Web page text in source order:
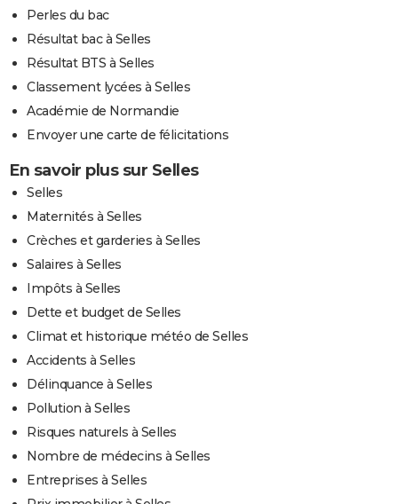
Perles du bac
Résultat bac à Selles
Résultat BTS à Selles
Classement lycées à Selles
Académie de Normandie
Envoyer une carte de félicitations
En savoir plus sur Selles
Selles
Maternités à Selles
Crèches et garderies à Selles
Salaires à Selles
Impôts à Selles
Dette et budget de Selles
Climat et historique météo de Selles
Accidents à Selles
Délinquance à Selles
Pollution à Selles
Risques naturels à Selles
Nombre de médecins à Selles
Entreprises à Selles